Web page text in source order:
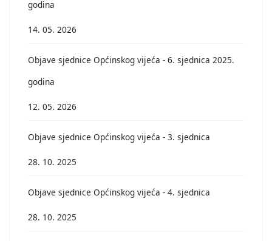
godina
14. 05. 2026
Objave sjednice Općinskog vijeća - 6. sjednica 2025.
godina
12. 05. 2026
Objave sjednice Općinskog vijeća - 3. sjednica
28. 10. 2025
Objave sjednice Općinskog vijeća - 4. sjednica
28. 10. 2025